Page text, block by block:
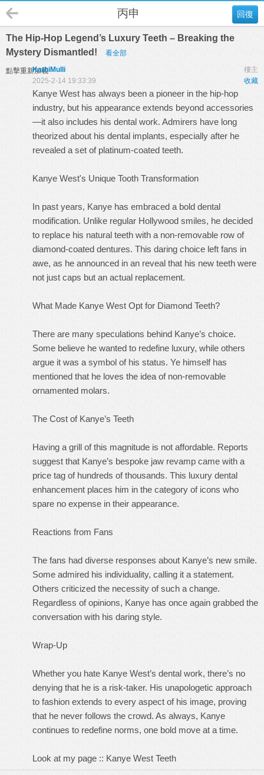
回復
丙申
The Hip-Hop Legend’s Luxury Teeth – Breaking the
Mystery Dismantled!
看全部
點擊重新加載 樓主
KathiMulli
收藏
2025-2-14 19:33:39
Kanye West has always been a pioneer in the hip-hop
industry, but his appearance extends beyond accessories
—it also includes his dental work. Admirers have long
theorized about his dental implants, especially after he
revealed a set of platinum-coated teeth.
Kanye West's Unique Tooth Transformation
In past years, Kanye has embraced a bold dental
modification. Unlike regular Hollywood smiles, he decided
to replace his natural teeth with a non-removable row of
diamond-coated dentures. This daring choice left fans in
awe, as he announced in an reveal that his new teeth were
not just caps but an actual replacement.
What Made Kanye West Opt for Diamond Teeth?
There are many speculations behind Kanye’s choice.
Some believe he wanted to redefine luxury, while others
argue it was a symbol of his status. Ye himself has
mentioned that he loves the idea of non-removable
ornamented molars.
The Cost of Kanye’s Teeth
Having a grill of this magnitude is not affordable. Reports
suggest that Kanye’s bespoke jaw revamp came with a
price tag of hundreds of thousands. This luxury dental
enhancement places him in the category of icons who
spare no expense in their appearance.
Reactions from Fans
The fans had diverse responses about Kanye’s new smile.
Some admired his individuality, calling it a statement.
Others criticized the necessity of such a change.
Regardless of opinions, Kanye has once again grabbed the
conversation with his daring style.
Wrap-Up
Whether you hate Kanye West’s dental work, there’s no
denying that he is a risk-taker. His unapologetic approach
to fashion extends to every aspect of his image, proving
that he never follows the crowd. As always, Kanye
continues to redefine norms, one bold move at a time.
Look at my page :: Kanye West Teeth